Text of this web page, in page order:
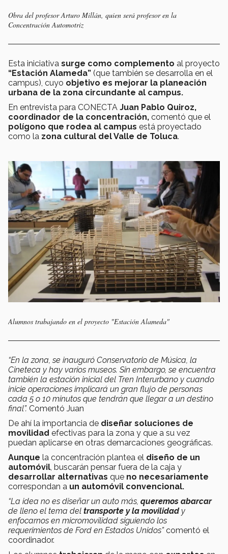
Obra del profesor Arturo Millán, quien será profesor en la
Concentración Automotriz
Esta iniciativa surge como complemento al proyecto
“Estación Alameda” (que también se desarrolla en el
campus), cuyo objetivo es mejorar la planeación
urbana de la zona circundante al campus.
En entrevista para CONECTA Juan Pablo Quiroz,
coordinador de la concentración, comentó que el
polígono que rodea al campus está proyectado
como la zona cultural del Valle de Toluca.
Alumnos trabajando en el proyecto "Estación Alameda"
“En la zona, se inauguró Conservatorio de Música, la
Cineteca y hay varios museos. Sin embargo, se encuentra
también la estación inicial del Tren Interurbano y cuando
inicie operaciones implicará un gran flujo de personas
cada 5 o 10 minutos que tendrán que llegar a un destino
final”. Comentó Juan
De ahí la importancia de diseñar soluciones de
movilidad efectivas para la zona y que a su vez
puedan aplicarse en otras demarcaciones geográficas.
Aunque la concentración plantea el diseño de un
automóvil, buscarán pensar fuera de la caja y
desarrollar alternativas que no necesariamente
correspondan a un automóvil convencional.
“La idea no es diseñar un auto más, queremos abarcar
de lleno el tema del transporte y la movilidady
enfocarnos en micromovilidad siguiendo los
requerimientos de Ford en Estados Unidos”comentó el
coordinador.